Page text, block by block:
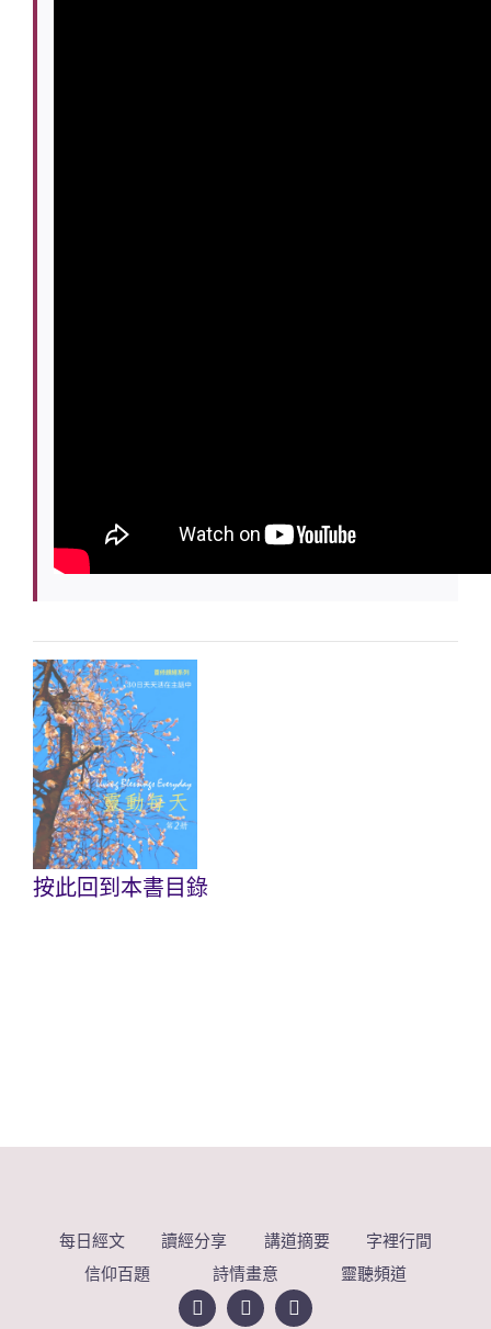
按此回到本書目錄
每日經文 讀經分享 講道摘要
字裡行間
信仰百題
詩情畫意 靈聽頻道